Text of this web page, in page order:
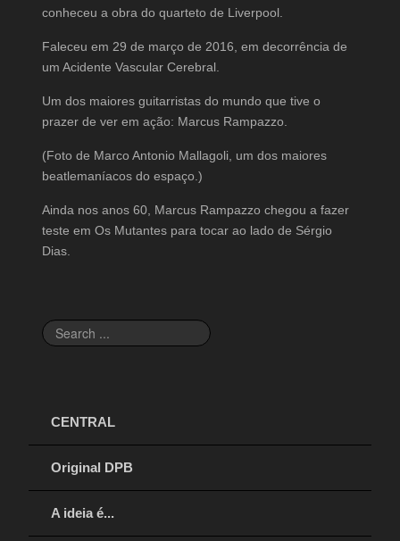
conheceu a obra do quarteto de Liverpool.
Faleceu em 29 de março de 2016, em decorrência de
um Acidente Vascular Cerebral.
Um dos maiores guitarristas do mundo que tive o
prazer de ver em ação: Marcus Rampazzo.
(Foto de Marco Antonio Mallagoli, um dos maiores
beatlemaníacos do espaço.)
Ainda nos anos 60, Marcus Rampazzo chegou a fazer
teste em Os Mutantes para tocar ao lado de Sérgio
Dias.
Search
...
CENTRAL
Original DPB
A ideia é...